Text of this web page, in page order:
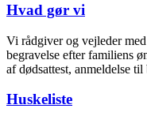
Hvad gør vi
Vi rådgiver og vejleder
begravelse efter familiens
af dødsattest, anmeldelse
Huskeliste